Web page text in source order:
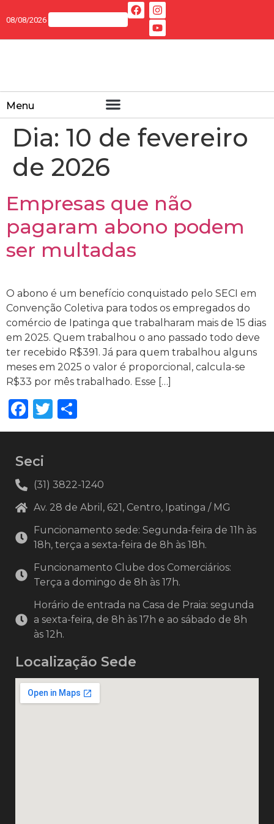
08/08/2026
Menu
Dia: 10 de fevereiro
de 2026
Empresas que não
pagaram abono podem
ser multadas
O abono é um benefício conquistado pelo SECI em
Convenção Coletiva para todos os empregados do
comércio de Ipatinga que trabalharam mais de 15 dias
em 2025. Quem trabalhou o ano passado todo deve
ter recebido R$391. Já para quem trabalhou alguns
meses em 2025 o valor é proporcional, calcula-se
R$33 por mês trabalhado. Esse […]
Facebook
Twitter
Seci
(31) 3822-1240
Av. 28 de Abril, 621, Centro, Ipatinga / MG
Funcionamento sede: Segunda-feira de 11h às
18h, terça a sexta-feira de 8h às 18h.
Funcionamento Clube dos Comerciários:
Terça a domingo de 8h às 17h.
Horário de entrada na Casa de Praia: segunda
a sexta-feira, de 8h às 17h e ao sábado de 8h
às 12h.
Localização Sede